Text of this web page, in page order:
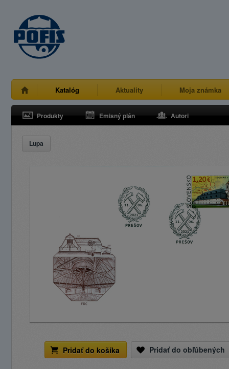
Katalóg Aktuality Moja známka
Produkty Emisný plán Autori
Lupa
Pridať do košíka Pridať do obľúbených